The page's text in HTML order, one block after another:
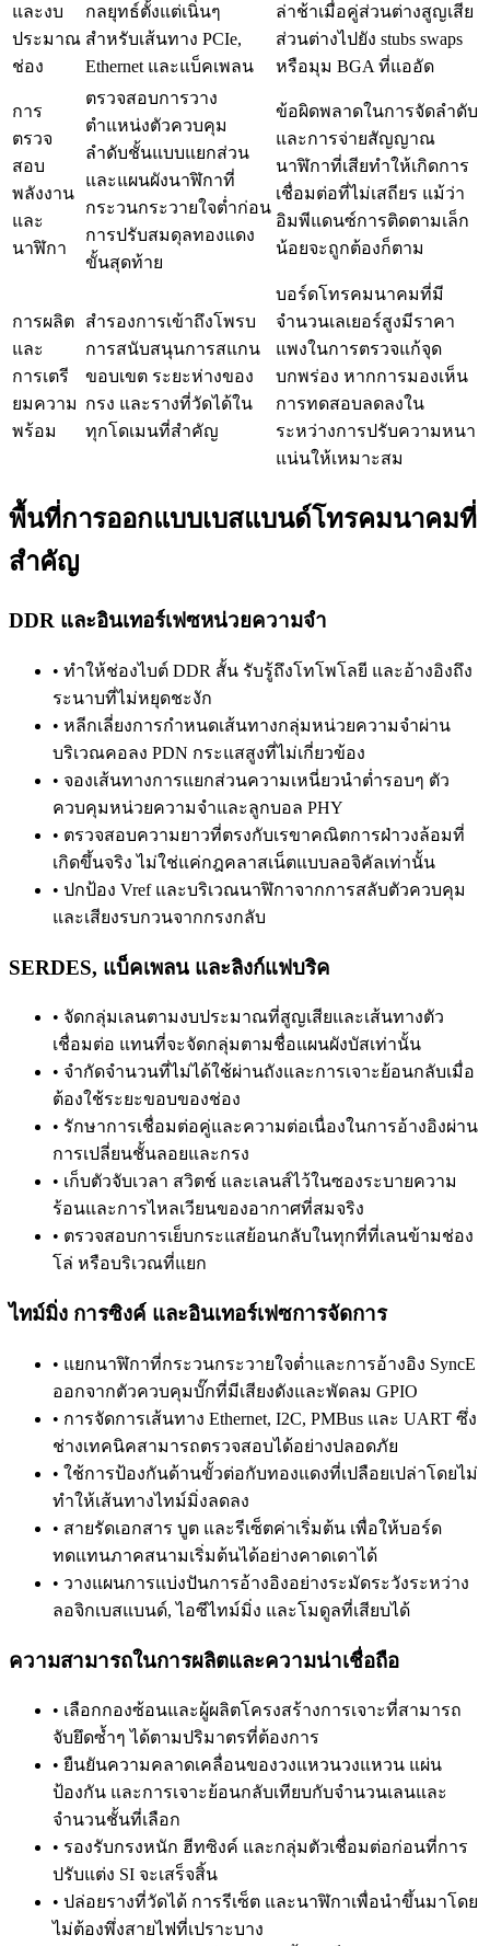
และงบ
ประมาณ
ช่อง
กลยุทธ์ตั้งแต่เนิ่นๆ
สำหรับเส้นทาง PCIe,
Ethernet และแบ็คเพลน
ล่าช้าเมื่อคู่ส่วนต่างสูญเสีย
ส่วนต่างไปยัง stubs swaps
หรือมุม BGA ที่แออัด
การ
ตรวจ
สอบ
พลังงาน
และ
นาฬิกา
ตรวจสอบการวาง
ตำแหน่งตัวควบคุม
ลำดับชั้นแบบแยกส่วน
และแผนผังนาฬิกาที่
กระวนกระวายใจต่ำก่อน
การปรับสมดุลทองแดง
ขั้นสุดท้าย
ข้อผิดพลาดในการจัดลำดับ
และการจ่ายสัญญาณ
นาฬิกาที่เสียทำให้เกิดการ
เชื่อมต่อที่ไม่เสถียร แม้ว่า
อิมพีแดนซ์การติดตามเล็ก
น้อยจะถูกต้องก็ตาม
การผลิต
และ
การเตรี
ยมความ
พร้อม
สำรองการเข้าถึงโพรบ
การสนับสนุนการสแกน
ขอบเขต ระยะห่างของ
กรง และรางที่วัดได้ใน
ทุกโดเมนที่สำคัญ
บอร์ดโทรคมนาคมที่มี
จำนวนเลเยอร์สูงมีราคา
แพงในการตรวจแก้จุด
บกพร่อง หากการมองเห็น
การทดสอบลดลงใน
ระหว่างการปรับความหนา
แน่นให้เหมาะสม
พื้นที่การออกแบบเบสแบนด์โทรคมนาคมที่
สำคัญ
DDR และอินเทอร์เฟซหน่วยความจำ
• ทำให้ช่องไบต์ DDR สั้น รับรู้ถึงโทโพโลยี และอ้างอิงถึง
ระนาบที่ไม่หยุดชะงัก
• หลีกเลี่ยงการกำหนดเส้นทางกลุ่มหน่วยความจำผ่าน
บริเวณคอลง PDN กระแสสูงที่ไม่เกี่ยวข้อง
• จองเส้นทางการแยกส่วนความเหนี่ยวนำต่ำรอบๆ ตัว
ควบคุมหน่วยความจำและลูกบอล PHY
• ตรวจสอบความยาวที่ตรงกับเรขาคณิตการฝ่าวงล้อมที่
เกิดขึ้นจริง ไม่ใช่แค่กฎคลาสเน็ตแบบลอจิคัลเท่านั้น
• ปกป้อง Vref และบริเวณนาฬิกาจากการสลับตัวควบคุม
และเสียงรบกวนจากกรงกลับ
SERDES, แบ็คเพลน และลิงก์แฟบริค
• จัดกลุ่มเลนตามงบประมาณที่สูญเสียและเส้นทางตัว
เชื่อมต่อ แทนที่จะจัดกลุ่มตามชื่อแผนผังบัสเท่านั้น
• จำกัดจำนวนที่ไม่ได้ใช้ผ่านถังและการเจาะย้อนกลับเมื่อ
ต้องใช้ระยะขอบของช่อง
• รักษาการเชื่อมต่อคู่และความต่อเนื่องในการอ้างอิงผ่าน
การเปลี่ยนชั้นลอยและกรง
• เก็บตัวจับเวลา สวิตช์ และเลนส์ไว้ในซองระบายความ
ร้อนและการไหลเวียนของอากาศที่สมจริง
• ตรวจสอบการเย็บกระแสย้อนกลับในทุกที่ที่เลนข้ามช่อง
โล่ หรือบริเวณที่แยก
ไทม์มิ่ง การซิงค์ และอินเทอร์เฟซการจัดการ
• แยกนาฬิกาที่กระวนกระวายใจต่ำและการอ้างอิง SyncE
ออกจากตัวควบคุมบั๊กที่มีเสียงดังและพัดลม GPIO
• การจัดการเส้นทาง Ethernet, I2C, PMBus และ UART ซึ่ง
ช่างเทคนิคสามารถตรวจสอบได้อย่างปลอดภัย
• ใช้การป้องกันด้านขั้วต่อกับทองแดงที่เปลือยเปล่าโดยไม่
ทำให้เส้นทางไทม์มิ่งลดลง
• สายรัดเอกสาร บูต และรีเซ็ตค่าเริ่มต้น เพื่อให้บอร์ด
ทดแทนภาคสนามเริ่มต้นได้อย่างคาดเดาได้
• วางแผนการแบ่งปันการอ้างอิงอย่างระมัดระวังระหว่าง
ลอจิกเบสแบนด์, ไอซีไทม์มิ่ง และโมดูลที่เสียบได้
ความสามารถในการผลิตและความน่าเชื่อถือ
• เลือกกองซ้อนและผู้ผลิตโครงสร้างการเจาะที่สามารถ
จับยึดซ้ำๆ ได้ตามปริมาตรที่ต้องการ
• ยืนยันความคลาดเคลื่อนของวงแหวนวงแหวน แผ่น
ป้องกัน และการเจาะย้อนกลับเทียบกับจำนวนเลนและ
จำนวนชั้นที่เลือก
• รองรับกรงหนัก ฮีทซิงค์ และกลุ่มตัวเชื่อมต่อก่อนที่การ
ปรับแต่ง SI จะเสร็จสิ้น
• ปล่อยรางที่วัดได้ การรีเซ็ต และนาฬิกาเพื่อนำขึ้นมาโดย
ไม่ต้องพึ่งสายไฟที่เปราะบาง